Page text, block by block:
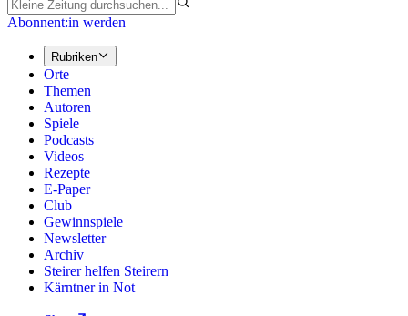
Abonnent:in werden
Rubriken
Orte
Themen
Autoren
Spiele
Podcasts
Videos
Rezepte
E-Paper
Club
Gewinnspiele
Newsletter
Archiv
Steirer helfen Steirern
Kärntner in Not